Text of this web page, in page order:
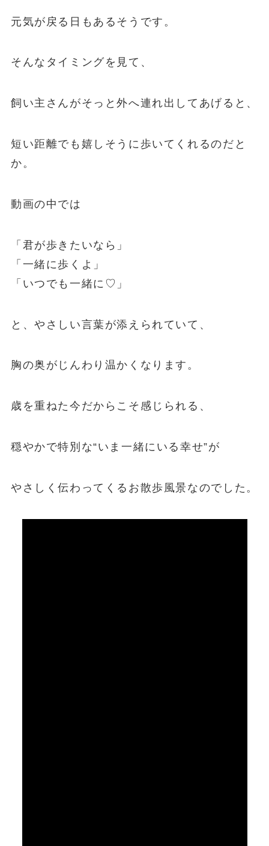
元気が戻る日もあるそうです。
そんなタイミングを見て、
飼い主さんがそっと外へ連れ出してあげると、
短い距離でも嬉しそうに歩いてくれるのだと
か。
動画の中では
「君が歩きたいなら」
「一緒に歩くよ」
「いつでも一緒に♡」
と、やさしい言葉が添えられていて、
胸の奥がじんわり温かくなります。
歳を重ねた今だからこそ感じられる、
穏やかで特別な“いま一緒にいる幸せ”が
やさしく伝わってくるお散歩風景なのでした。